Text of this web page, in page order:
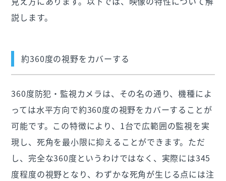
説します。
約360度の視野をカバーする
360度防犯・監視カメラは、その名の通り、機種によ
っては水平方向で約360度の視野をカバーすることが
可能です。この特徴により、1台で広範囲の監視を実
現し、死角を最小限に抑えることができます。ただ
し、完全な360度というわけではなく、実際には345
度程度の視野となり、わずかな死角が生じる点には注